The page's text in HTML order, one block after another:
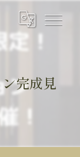
完成見